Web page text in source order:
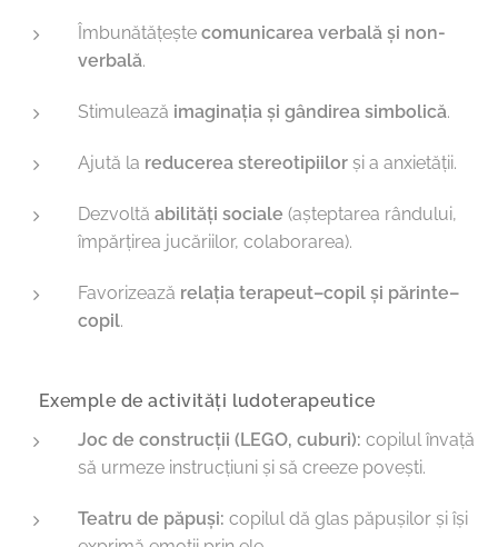
Îmbunătățește comunicarea verbală și non-
verbală.
Stimulează imaginația și gândirea simbolică.
Ajută la reducerea stereotipiilor și a anxietății.
Dezvoltă abilități sociale (așteptarea rândului,
împărțirea jucăriilor, colaborarea).
Favorizează relația terapeut–copil și părinte–
copil.
🔹 Exemple de activități ludoterapeutice
Joc de construcții (LEGO, cuburi): copilul învață
să urmeze instrucțiuni și să creeze povești.
Teatru de păpuși: copilul dă glas păpușilor și își